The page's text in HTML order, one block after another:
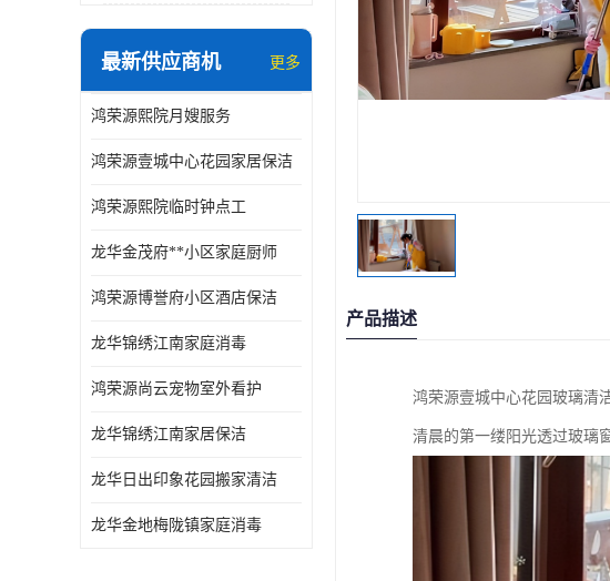
最新供应商机 更多
鸿荣源熙院月嫂服务
鸿荣源壹城中心花园家居保洁
鸿荣源熙院临时钟点工
龙华金茂府**小区家庭厨师
鸿荣源博誉府小区酒店保洁
龙华锦绣江南家庭消毒
鸿荣源尚云宠物室外看护
龙华锦绣江南家居保洁
龙华日出印象花园搬家清洁
龙华金地梅陇镇家庭消毒
产品描述
鸿荣源壹城中心花园玻璃清
清晨的第一缕阳光透过玻璃